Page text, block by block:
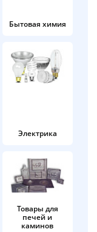
Бытовая химия
Электрика
Товары для
печей и
каминов
раз в 2